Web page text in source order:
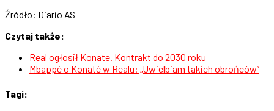
Źródło: Diario AS
Czytaj także:
Real ogłosił Konate. Kontrakt do 2030 roku
Mbappé o Konaté w Realu: „Uwielbiam takich obrońców”
Tagi: